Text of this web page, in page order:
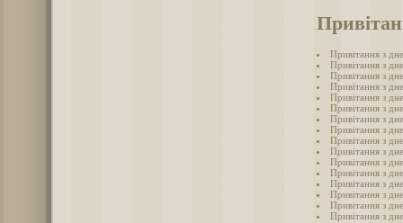
Привітання з
Привітання з
Привітання з
Привітання з
Привітання з
Привітання з
Привітання з
Привітання з
Привітання з
Привітання з
Привітання з
Привітання з
Привітання з
Привітання з
Привітання з
Привітання з